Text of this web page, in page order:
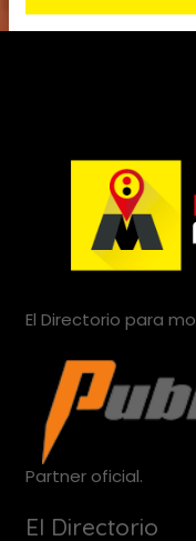
El Directorio para
Partner oficial.
El Directorio